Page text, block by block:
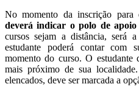
No momento da inscrição para
deverá indicar o polo de apoio
cursos sejam a distância,
estudante poderá contar com
momento do curso. O estudante
mais próximo de sua
elencados, deve ser marcada a